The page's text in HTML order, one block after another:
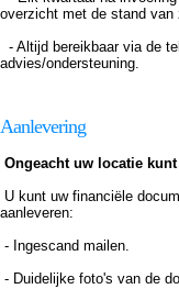
overzicht met de stand van
- Altijd bereikbaar via de
advies/ondersteuning.
Aanlevering
Ongeacht uw locatie
U kunt uw financiële
aanleveren:
- Ingescand mailen.
- Duidelijke foto's van de